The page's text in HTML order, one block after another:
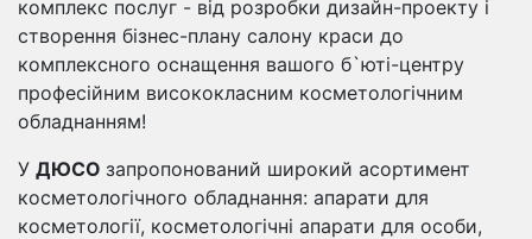
комплекс послуг - від розробки дизайн-проекту і
створення бізнес-плану салону краси до
комплексного оснащення вашого б`юті-центру
професійним висококласним косметологічним
обладнанням!
У ДЮСО запропонований широкий асортимент
косметологічного обладнання: апарати для
косметології, косметологічні апарати для особи,